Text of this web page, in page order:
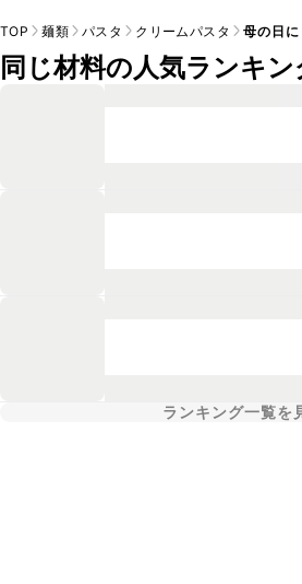
TOP 麺類 パスタ クリームパスタ 母の日
同じ材料の人気ランキン
ランキング一覧を